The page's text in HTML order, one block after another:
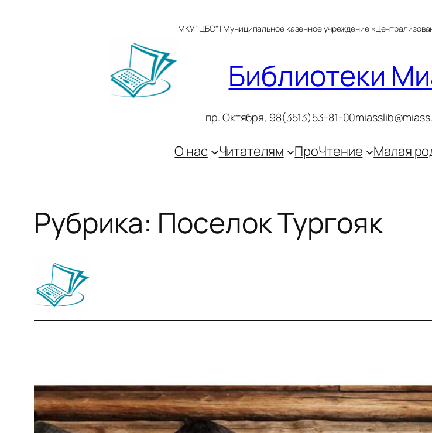
МКУ "ЦБС" | Муниципальное казенное учреждение
Библиотеки
пр. Октября, 98(3513)53-81-00
О нас Читателям ПроЧтение Малая
Рубрика: Поселок Тургояк